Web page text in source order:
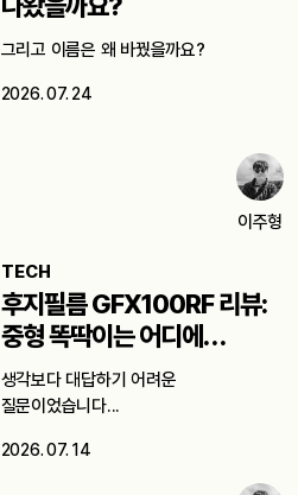
그리고 이름은 왜 바꿨을까요?
2026. 07. 24
이주형
TECH
후지필름 GFX100RF 리뷰:
중형 똑딱이는 어디에
쓸까요?
생각보다 대답하기 어려운
질문이었습니다...
2026. 07. 14